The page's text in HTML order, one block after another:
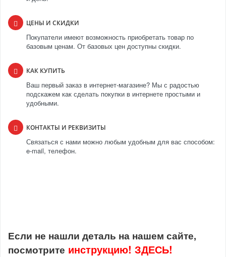
ЦЕНЫ И СКИДКИ
Покупатели имеют возможность приобретать товар по
базовым ценам. От базовых цен доступны скидки.
КАК КУПИТЬ
Ваш первый заказ в интернет-магазине? Мы с радостью
подскажем как сделать покупки в интернете простыми и
удобными.
КОНТАКТЫ И РЕКВИЗИТЫ
Связаться с нами можно любым удобным для вас способом:
e-mail, телефон.
Если не нашли деталь на нашем сайте,
посмотрите инструкцию! ЗДЕСЬ!